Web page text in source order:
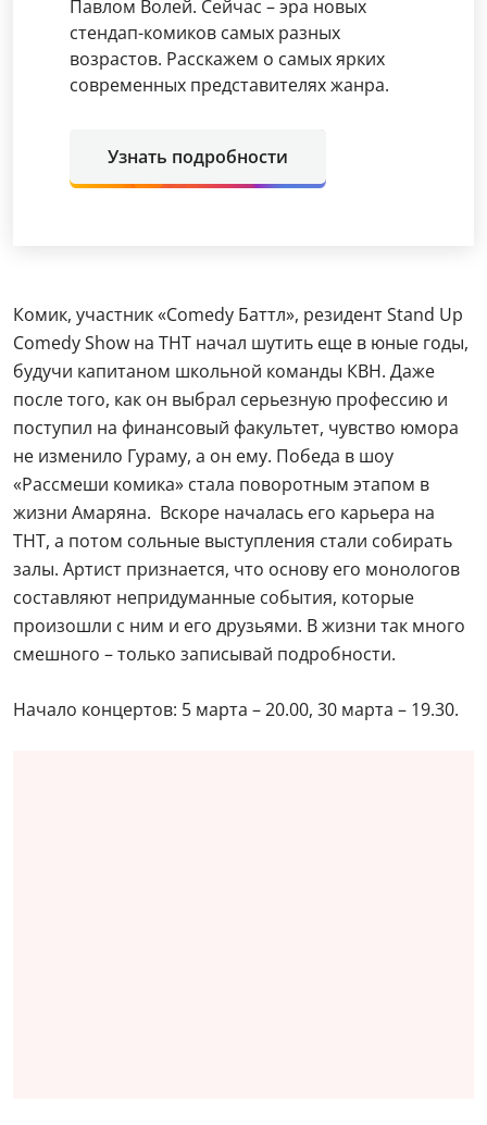
Павлом Волей. Сейчас – эра новых
стендап-комиков самых разных
возрастов. Расскажем о самых ярких
современных представителях жанра.
Узнать подробности
Комик, участник «Comedy Баттл», резидент Stand Up
Comedy Show на ТНТ начал шутить еще в юные годы,
будучи капитаном школьной команды КВН. Даже
после того, как он выбрал серьезную профессию и
поступил на финансовый факультет, чувство юмора
не изменило Гураму, а он ему. Победа в шоу
«Рассмеши комика» стала поворотным этапом в
жизни Амаряна. Вскоре началась его карьера на
ТНТ, а потом сольные выступления стали собирать
залы. Артист признается, что основу его монологов
составляют непридуманные события, которые
произошли с ним и его друзьями. В жизни так много
смешного – только записывай подробности.
Начало концертов: 5 марта – 20.00, 30 марта – 19.30.